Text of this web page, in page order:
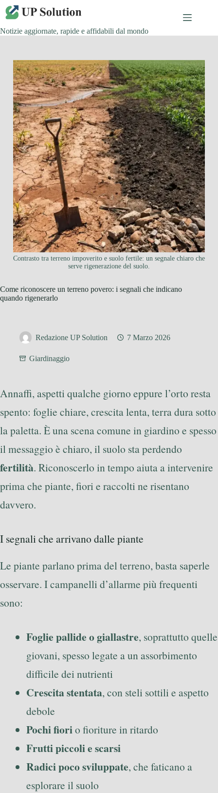
Salta
contenuto
Notizie aggiornate, rapide e affidabili dal mondo
Contrasto tra terreno impoverito e suolo fertile: un segnale chiaro che
serve rigenerazione del suolo.
Come riconoscere un terreno povero: i segnali che indicano
quando rigenerarlo
Redazione UP Solution 7 Marzo 2026
Giardinaggio
Annaffi, aspetti qualche giorno eppure l’orto resta
spento: foglie chiare, crescita lenta, terra dura sotto
la paletta. È una scena comune in giardino e spesso
il messaggio è chiaro, il suolo sta perdendo
fertilità. Riconoscerlo in tempo aiuta a intervenire
prima che piante, fiori e raccolti ne risentano
davvero.
I segnali che arrivano dalle piante
Le piante parlano prima del terreno, basta saperle
osservare. I campanelli d’allarme più frequenti
sono:
Foglie pallide o giallastre, soprattutto quelle
giovani, spesso legate a un assorbimento
difficile dei nutrienti
Crescita stentata, con steli sottili e aspetto
debole
Pochi fiorio fioriture in ritardo
Frutti piccoli e scarsi
Radici poco sviluppate, che faticano a
esplorare il suolo